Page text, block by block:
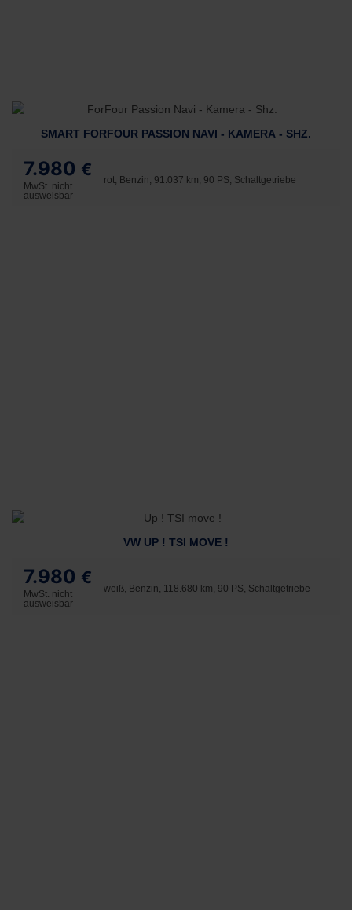
SMART FORFOUR PASSION NAVI - KAMERA - SHZ.
7.980 €
MwSt. nicht
ausweisbar
rot, Benzin, 91.037 km, 90 PS, Schaltgetriebe
VW UP ! TSI MOVE !
7.980 €
MwSt. nicht
ausweisbar
weiß, Benzin, 118.680 km, 90 PS, Schaltgetriebe